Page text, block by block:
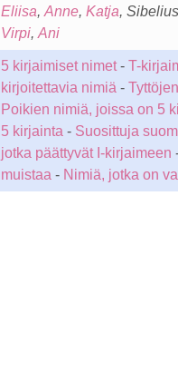
Eliisa, Anne, Katja,
Virpi, Ani
5 kirjaimiset nimet- T-
kirjoitettavia nimiä -
Poikien nimiä, joissa on 5
5 kirjainta - Suosittuja
jotka päättyvät I-kirjaimeen
muistaa - Nimiä, jotka on